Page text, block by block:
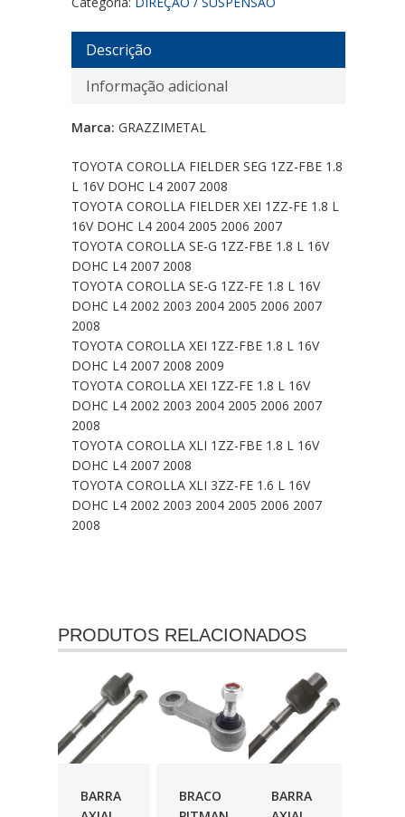
Descrição
Informação adicional
Marca: GRAZZIMETAL
TOYOTA COROLLA FIELDER SEG 1ZZ-FBE 1.8
L 16V DOHC L4 2007 2008
TOYOTA COROLLA FIELDER XEI 1ZZ-FE 1.8 L
16V DOHC L4 2004 2005 2006 2007
TOYOTA COROLLA SE-G 1ZZ-FBE 1.8 L 16V
DOHC L4 2007 2008
TOYOTA COROLLA SE-G 1ZZ-FE 1.8 L 16V
DOHC L4 2002 2003 2004 2005 2006 2007
2008
TOYOTA COROLLA XEI 1ZZ-FBE 1.8 L 16V
DOHC L4 2007 2008 2009
TOYOTA COROLLA XEI 1ZZ-FE 1.8 L 16V
DOHC L4 2002 2003 2004 2005 2006 2007
2008
TOYOTA COROLLA XLI 1ZZ-FBE 1.8 L 16V
DOHC L4 2007 2008
TOYOTA COROLLA XLI 3ZZ-FE 1.6 L 16V
DOHC L4 2002 2003 2004 2005 2006 2007
2008
PRODUTOS RELACIONADOS
BARRA
BRACO
BARRA